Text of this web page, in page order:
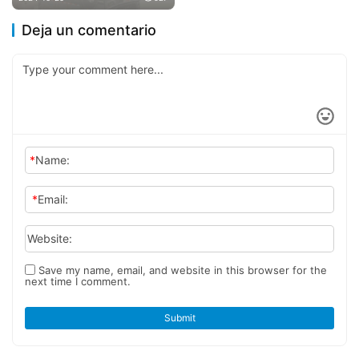
en uno, abre el camino hacia
un futuro tecnologíco
Deja un comentario
*Name:
*Email:
Website:
Save my name, email, and website in this browser for the
next time I comment.
Submit